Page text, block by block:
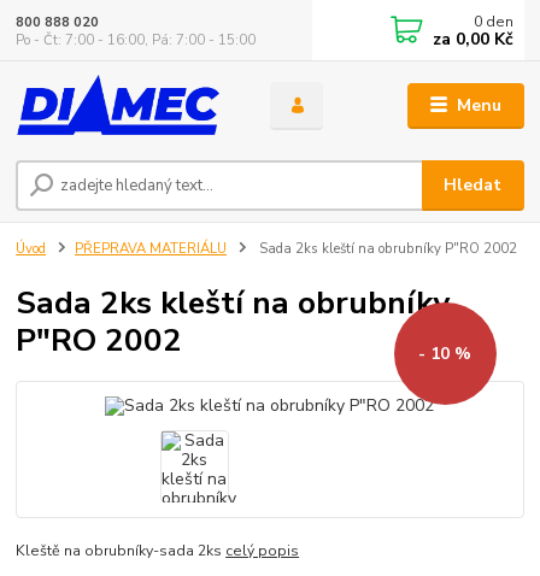
Menu
Hledat
800 888 020
Po - Čt: 7:00 - 16:00, Pá: 7:00 - 15:00
0 den
za 0,00 Kč
Úvod PŘEPRAVA MATERIÁLU Sada 2ks kleští na obrubníky P"RO 2002
Sada 2ks kleští na obrubníky
P"RO 2002
- 10 %
Kleště na obrubníky-sada 2ks celý popis